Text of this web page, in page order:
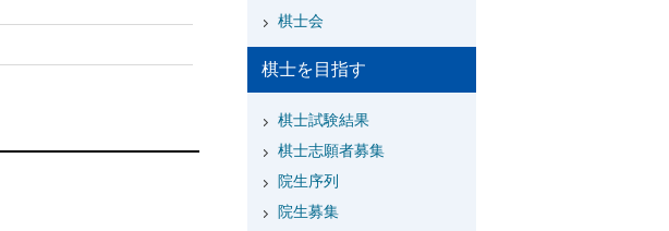
棋士会
棋士を目指す
棋士試験結果
棋士志願者募集
院生序列
院生募集